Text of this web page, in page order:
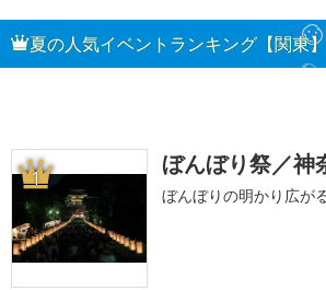
夏の人気イベントランキング【関東】
1 ぼんぼり祭／神
ぼんぼりの明かり広が